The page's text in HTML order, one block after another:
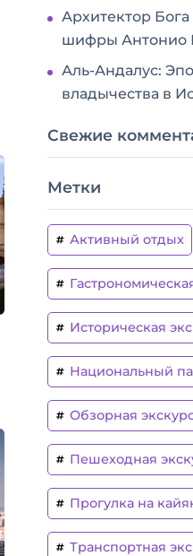
Архитектор
шифры Антонио
Аль-Андалус:
владычества в
Свежие
Метки
Активный отдых
Историческая
Национальный
Обзорная
Пешеходная
Прогулка на
Транспортная